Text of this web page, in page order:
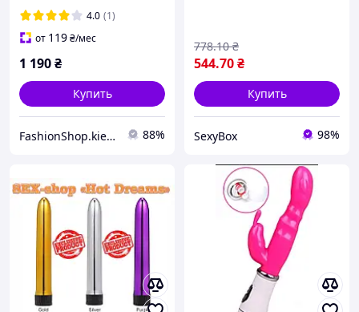
4.0 (1)
от 119₴/мес
1 190₴
Купить
FashionShop.kiev.ua - Материалы для красоты 88%
544.70₴
778.10 ₴
Купить
SexyBox 98%